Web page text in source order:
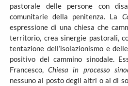
pastorale delle persone con
comunitarie della penitenza. La
espressione di una chiesa che
territorio, crea sinergie pastorali,
tentazione dell’isolazionismo e
positivo del cammino sinodale.
Francesco,Chiesa in processo
nessuno al posto degli altri o al di